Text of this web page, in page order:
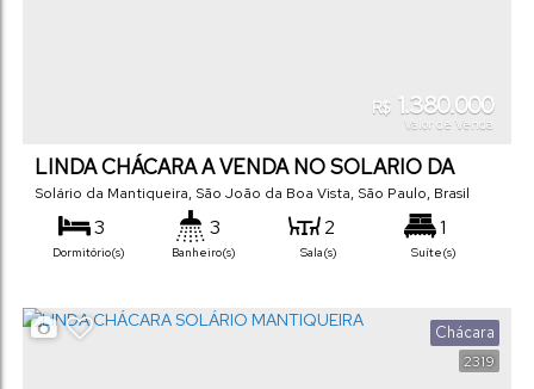
R$ 1.380.000
Valor de Venda
LINDA CHÁCARA A VENDA NO SOLARIO DA
MANTIQUEIRA
Solário da Mantiqueira, São João da Boa Vista, São Paulo, Brasil
3
Dormitório(s)
3
Banheiro(s)
2
Sala(s)
1
Suíte(s)
1000 .00m²
2319
Chácara